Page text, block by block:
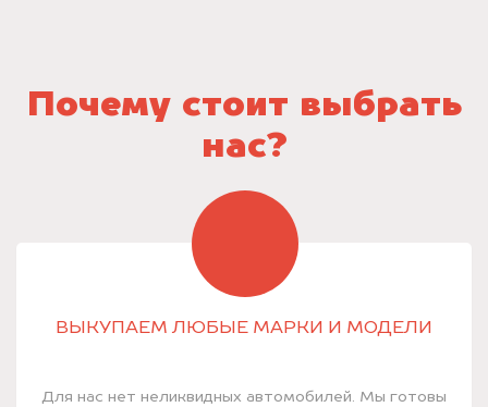
Почему стоит выбрать
нас?
ВЫКУПАЕМ ЛЮБЫЕ МАРКИ И МОДЕЛИ
Для нас нет неликвидных автомобилей. Мы готовы